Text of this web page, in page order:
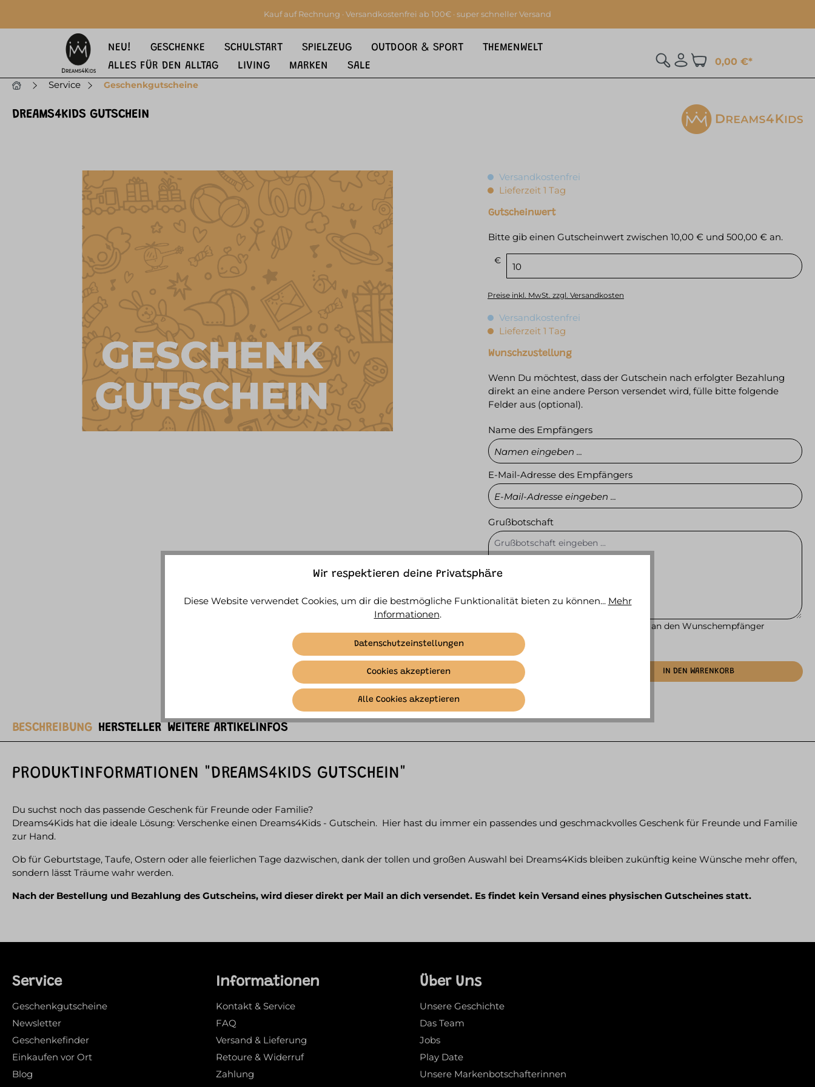
Kauf auf Rechnung · Versandkostenfrei ab 100€ · super schneller Versand
NEU! GESCHENKE SCHULSTART SPIELZEUG OUTDOOR & SPORT
THEMENWELT
ALLES FÜR DEN ALLTAG
LIVING MARKEN SALE
0,00 €*
Service
Geschenkgutscheine
DREAMS4KIDS GUTSCHEIN
Bildergalerie überspringen
Versandkostenfrei
Lieferzeit 1 Tag
Gutscheinwert
Bitte gib einen Gutscheinwert zwischen 10,00 € und 500,00 € an.
€
Preise inkl. MwSt. zzgl. Versandkosten
Versandkostenfrei
Lieferzeit 1 Tag
Wunschzustellung
Wenn Du möchtest, dass der Gutschein nach erfolgter Bezahlung
direkt an eine andere Person versendet wird, fülle bitte folgende
Felder aus (optional).
Name des Empfängers
E-Mail-Adresse des Empfängers
Grußbotschaft
Dieser Text wird in der Gutschein-Mail an den Wunschempfänger
enthalten sein.
IN DEN WARENKORB
BESCHREIBUNG HERSTELLER WEITERE ARTIKELINFOS
PRODUKTINFORMATIONEN "DREAMS4KIDS GUTSCHEIN"
Du suchst noch das passende Geschenk für Freunde oder Familie?
Dreams4Kids hat die ideale Lösung: Verschenke einen Dreams4Kids - Gutschein. Hier hast du immer ein passendes und geschmackvolles Geschenk für Freunde und Familie
zur Hand.
Ob für Geburtstage, Taufe, Ostern oder alle feierlichen Tage dazwischen, dank der tollen und großen Auswahl bei Dreams4Kids bleiben zukünftig keine Wünsche mehr offen,
sondern lässt Träume wahr werden.
Nach der Bestellung und Bezahlung des Gutscheins, wird dieser direkt per Mail an dich versendet. Es findet kein Versand eines physischen Gutscheines statt.
Service
Geschenkgutscheine
Newsletter
Geschenkefinder
Einkaufen vor Ort
Blog
Informationen
Kontakt & Service
FAQ
Versand & Lieferung
Retoure & Widerruf
Zahlung
Über Uns
Unsere Geschichte
Das Team
Jobs
Play Date
Unsere Markenbotschafterinnen
Wir respektieren deine Privatsphäre
Diese Website verwendet Cookies, um dir die bestmögliche Funktionalität bieten zu können... Mehr
Informationen.
Datenschutzeinstellungen
Cookies akzeptieren
Alle Cookies akzeptieren